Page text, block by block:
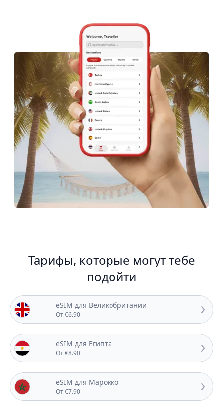
Тарифы, которые могут тебе
подойти
eSIM для Великобритании
От €6.90
eSIM для Египта
От €8.90
eSIM для Марокко
От €7.90